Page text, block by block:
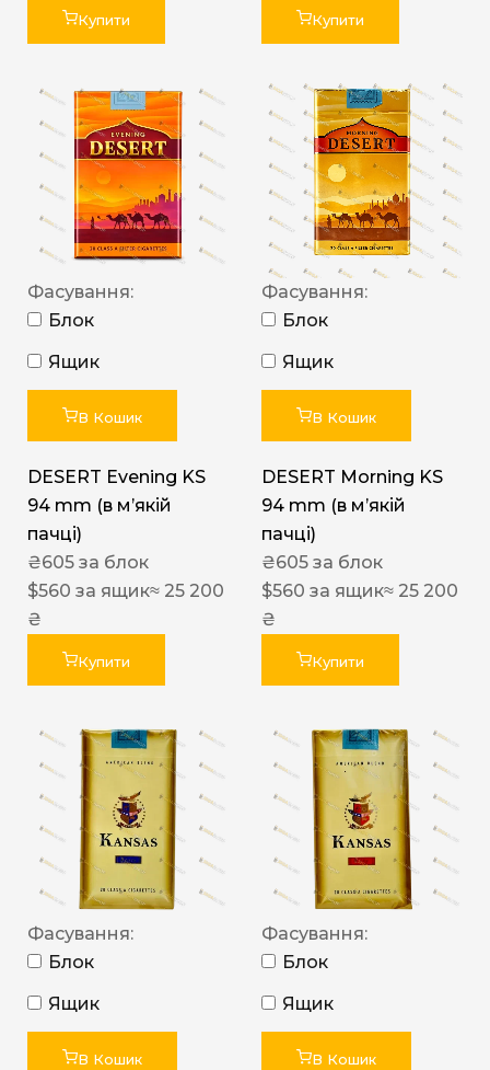
Купити Купити
Фасування:
Блок
Ящик
В Кошик
DESERT Evening KS
94 mm (в мʼякій
пачці)
₴605 за блок
$560 за ящик≈ 25 200
₴
Купити
Фасування:
Блок
Ящик
В Кошик
DESERT Morning KS
94 mm (в мʼякій
пачці)
₴605 за блок
$560 за ящик≈ 25 200
₴
Купити
Фасування:
Блок
Ящик
В Кошик
Фасування:
Блок
Ящик
В Кошик